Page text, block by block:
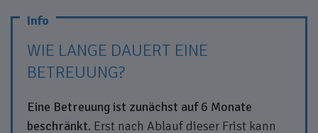
WIE LANGE DAUERT EINE
BETREUUNG?
Eine Betreuung ist zunächst auf 6 Monate
beschränkt. Erst nach Ablauf dieser Frist kann